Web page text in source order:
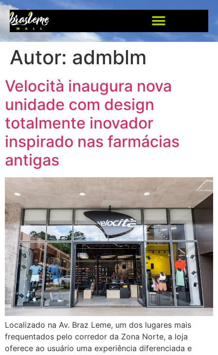
Autor: admblm
Velocità inaugura nova
unidade com design
totalmente inovador
inspirado nas farmácias
antigas
Localizado na Av. Braz Leme, um dos lugares mais
frequentados pelo corredor da Zona Norte, a loja
oferece ao usuário uma experiência diferenciada e